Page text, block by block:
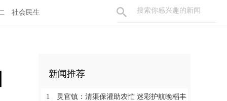
社会民生
新闻推荐
1 灵官镇：清渠保灌助农忙 迷彩护航晚稻丰